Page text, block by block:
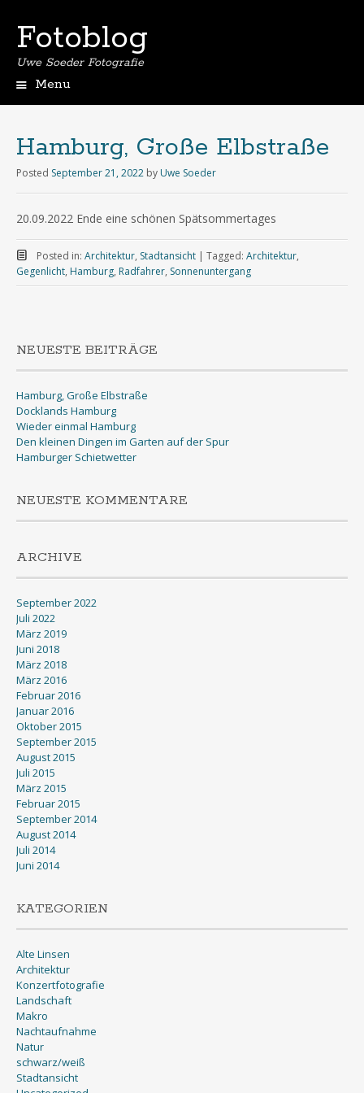
Fotoblog
Uwe Soeder Fotografie
Menu
Hamburg, Große Elbstraße
Posted September 21, 2022 by Uwe Soeder
20.09.2022 Ende eine schönen Spätsommertages
Posted in: Architektur, Stadtansicht | Tagged: Architektur,
Gegenlicht, Hamburg, Radfahrer, Sonnenuntergang
NEUESTE BEITRÄGE
Hamburg, Große Elbstraße
Docklands Hamburg
Wieder einmal Hamburg
Den kleinen Dingen im Garten auf der Spur
Hamburger Schietwetter
NEUESTE KOMMENTARE
ARCHIVE
September 2022
Juli 2022
März 2019
Juni 2018
März 2018
März 2016
Februar 2016
Januar 2016
Oktober 2015
September 2015
August 2015
Juli 2015
März 2015
Februar 2015
September 2014
August 2014
Juli 2014
Juni 2014
KATEGORIEN
Alte Linsen
Architektur
Konzertfotografie
Landschaft
Makro
Nachtaufnahme
Natur
schwarz/weiß
Stadtansicht